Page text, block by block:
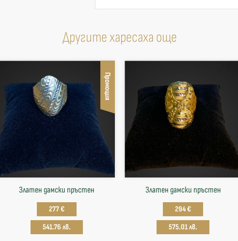
Другите харесаха още
Промоция
Златен дамски пръстен
277 €
541.76 лв.
Златен дамски пръстен
294 €
575.01 лв.